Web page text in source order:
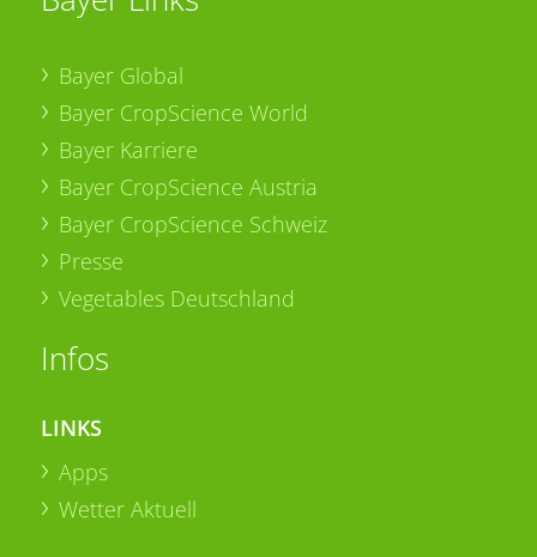
Bayer Global
Bayer CropScience World
Bayer Karriere
Bayer CropScience Austria
Bayer CropScience Schweiz
Presse
Vegetables Deutschland
Infos
LINKS
Apps
Wetter Aktuell